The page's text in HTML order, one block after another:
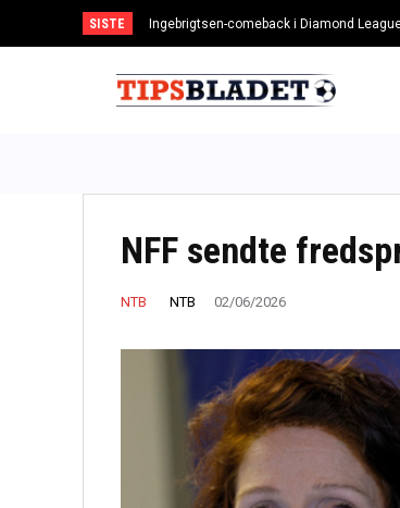
SISTE Ingebrigtsen-comeback i Diamond
1.runde i ligacupen: Sesongen
NFF sendte
NTB NTB 02/06/2026